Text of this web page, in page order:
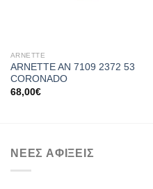
ARNETTE
ARNETTE AN 7109 2372 53
CORONADO
68,00€
ΝΕΕΣ ΑΦΙΞΕΙΣ